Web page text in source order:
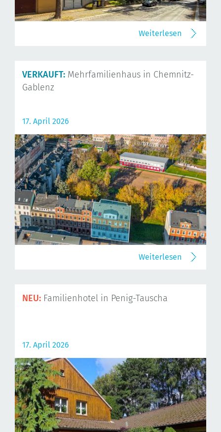
Weiterlesen
VERKAUFT: Mehrfamilienhaus in Chemnitz-
Gablenz
17. April 2026
Weiterlesen
NEU: Familienhotel in Penig-Tauscha
17. April 2026